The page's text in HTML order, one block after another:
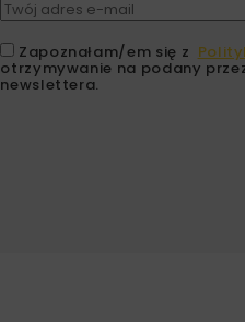
Zapoznałam/em się z
otrzymywanie na podany
newslettera.